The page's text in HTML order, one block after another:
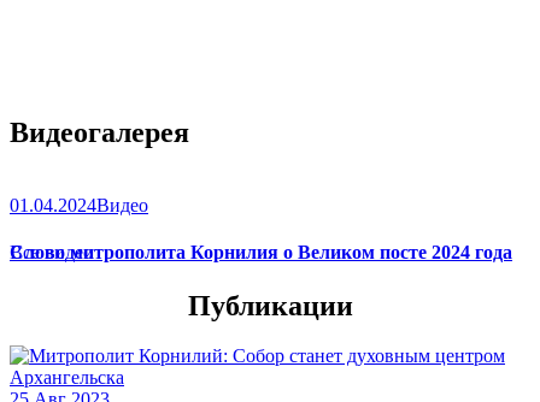
Видеогалерея
01.04.2024Видео
Слово митрополита Корнилия о Великом посте 2024 года
Все видео
Публикации